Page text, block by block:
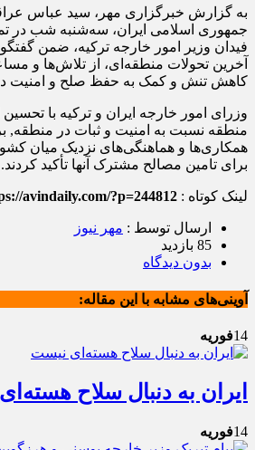
به گزارش خبرگزاری مهر، سید عباس
جمهوری اسلامی ایران، سه‌شنبه شب در
فیدان وزیر امور خارجه ترکیه، ضمن گفتگو
آخرین تحولات منطقه‌ای، از تلاش‌ها و
کاهش تنش و کمک به حفظ صلح و امنیت
وزرای امور خارجه ایران و ترکیه با
منطقه نسبت به امنیت و ثبات در منطقه‌,
همکاری‌ها و هماهنگی‌های نزدیک میان
برای تامین مصالح مشترک آنها تأکید کردند.
لینک کوتاه : avindaily.com/?p=244812
ارسال توسط : مهر نیوز
85 بازدید
بدون دیدگاه
آوینی‌های مشابه با این مقاله:
14فوریه
ایران به دنبال سلاح
14فوریه